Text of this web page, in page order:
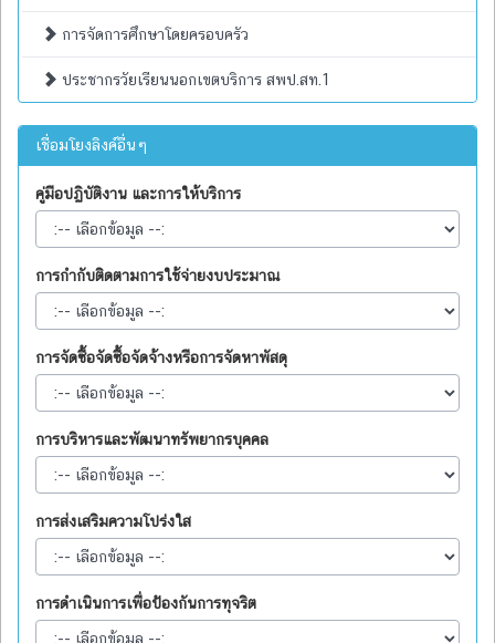
การจัดการศึกษาโดยครอบครัว
ประชากรวัยเรียนนอกเขตบริการ สพป.สท.1
เชื่อมโยงลิงค์อื่นๆ
คู่มือปฏิบัติงาน และการให้บริการ
การกำกับติดตามการใช้จ่ายงบประมาณ
การจัดซื้อจัดซื้อจัดจ้างหรือการจัดหาพัสดุ
การบริหารและพัฒนาทรัพยากรบุคคล
การส่งเสริมความโปร่งใส
การดำเนินการเพื่อป้องกันการทุจริต